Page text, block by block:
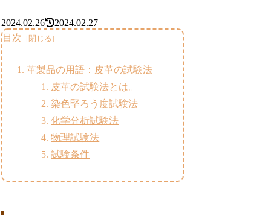
2024.02.26
2024.02.27
目次
革製品の用語：皮革の試験法
皮革の試験法とは。
染色堅ろう度試験法
化学分析試験法
物理試験法
試験条件